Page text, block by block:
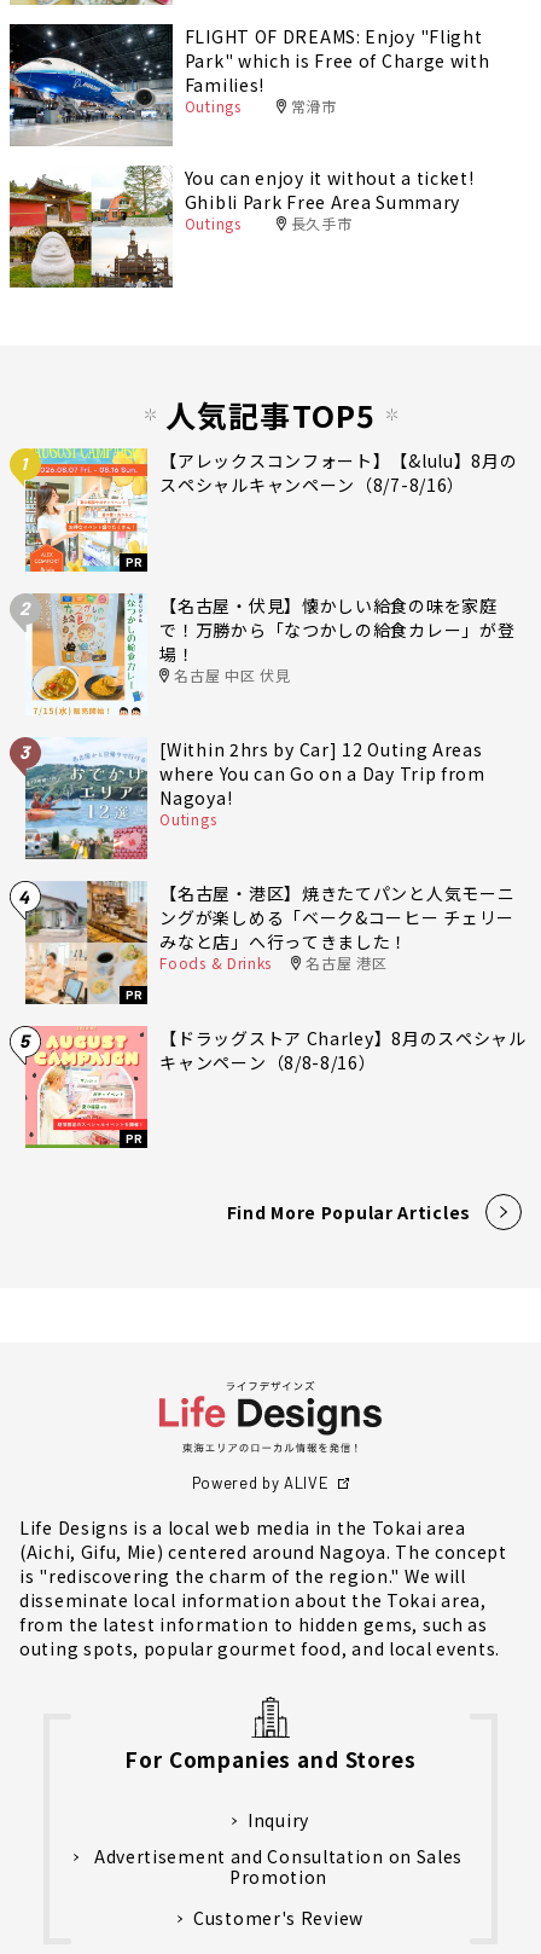
FLIGHT OF DREAMS: Enjoy "Flight
Park" which is Free of Charge with
Families!
Outings 常滑市
You can enjoy it without a ticket!
Ghibli Park Free Area Summary
Outings 長久手市
人気記事TOP5
1
PR
【アレックスコンフォート】【&lulu】8月の
スペシャルキャンペーン（8/7-8/16）
2
【名古屋・伏見】懐かしい給食の味を家庭
で！万勝から「なつかしの給食カレー」が登
場！
名古屋 中区 伏見
3
[Within 2hrs by Car] 12 Outing Areas
where You can Go on a Day Trip from
Nagoya!
Outings
4
PR
【名古屋・港区】焼きたてパンと人気モーニ
ングが楽しめる「ベーク&コーヒー チェリー
みなと店」へ行ってきました！
Foods & Drinks 名古屋 港区
5
PR
【ドラッグストア Charley】8月のスペシャル
キャンペーン（8/8-8/16）
Find More Popular Articles
Powered by ALIVE
Life Designs is a local web media in the Tokai area
(Aichi, Gifu, Mie) centered around Nagoya. The concept
is "rediscovering the charm of the region." We will
disseminate local information about the Tokai area,
from the latest information to hidden gems, such as
outing spots, popular gourmet food, and local events.
For Companies and Stores
Inquiry
Advertisement and Consultation on Sales
Promotion
Customer's Review